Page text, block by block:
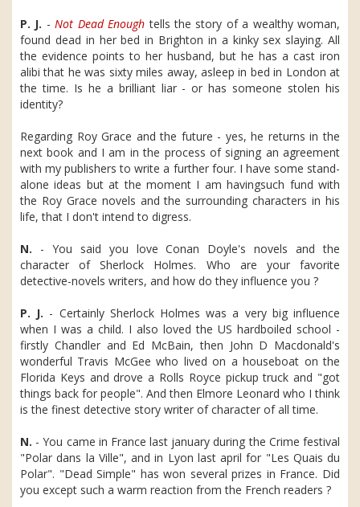
P. J. -Not Dead Enough tells the story of a wealthy woman,
found dead in her bed in Brighton in a kinky sex slaying. All
the evidence points to her husband, but he has a cast iron
alibi that he was sixty miles away, asleep in bed in London at
the time. Is he a brilliant liar - or has someone stolen his
identity?
Regarding Roy Grace and the future - yes, he returns in the
next book and I am in the process of signing an agreement
with my publishers to write a further four. I have some stand-
alone ideas but at the moment I am havingsuch fund with
the Roy Grace novels and the surrounding characters in his
life, that I don't intend to digress.
N. - You said you love Conan Doyle's novels and the
character of Sherlock Holmes. Who are your favorite
detective-novels writers, and how do they influence you ?
P. J. - Certainly Sherlock Holmes was a very big influence
when I was a child. I also loved the US hardboiled school -
firstly Chandler and Ed McBain, then John D Macdonald's
wonderful Travis McGee who lived on a houseboat on the
Florida Keys and drove a Rolls Royce pickup truck and "got
things back for people". And then Elmore Leonard who I think
is the finest detective story writer of character of all time.
N. - You came in France last january during the Crime festival
"Polar dans la Ville", and in Lyon last april for "Les Quais du
Polar". "Dead Simple" has won several prizes in France. Did
you except such a warm reaction from the French readers ?